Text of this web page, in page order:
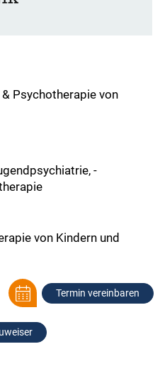
Psychotherapie von
-
von Kindern und
Termin vereinbaren